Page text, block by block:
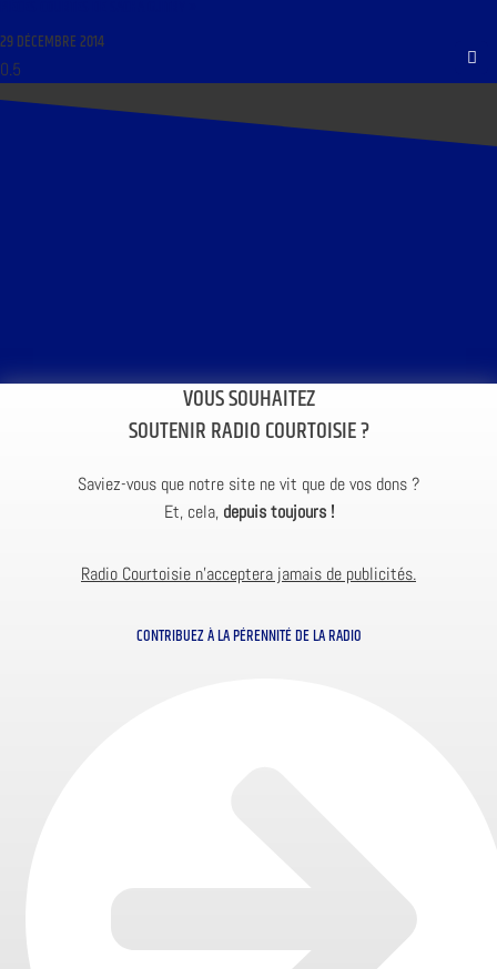
29 DÉCEMBRE 2014
VOUS SOUHAITEZ
SOUTENIR RADIO COURTOISIE ?
Saviez-vous que notre site ne vit que de vos dons ?
Et, cela, depuis toujours !
Radio Courtoisie n’acceptera jamais de publicités.
CONTRIBUEZ À LA PÉRENNITÉ DE LA RADIO